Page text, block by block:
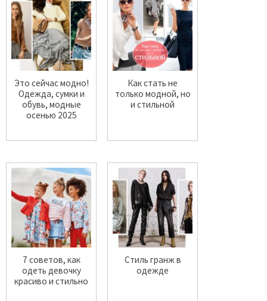
Это сейчас модно!
Одежда, сумки и
обувь, модные
осенью 2025
Как стать не
только модной, но
и стильной
7 советов, как
одеть девочку
красиво и стильно
Стиль гранж в
одежде